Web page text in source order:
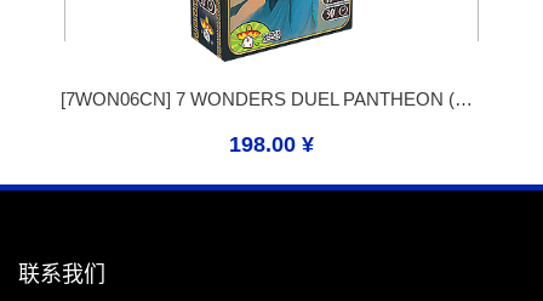
[7WON06CN] 7 WONDERS DUEL PANTHEON (七大奇迹：对决 万神殿)
198.00 ¥
联系我们